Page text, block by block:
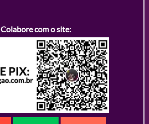
Colabore com o site: